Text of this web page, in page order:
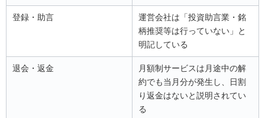
登録・助言
運営会社は「投資助言業・銘
柄推奨等は行っていない」と
明記している
退会・返金
月額制サービスは月途中の解
約でも当月分が発生し、日割
り返金はないと説明されてい
る